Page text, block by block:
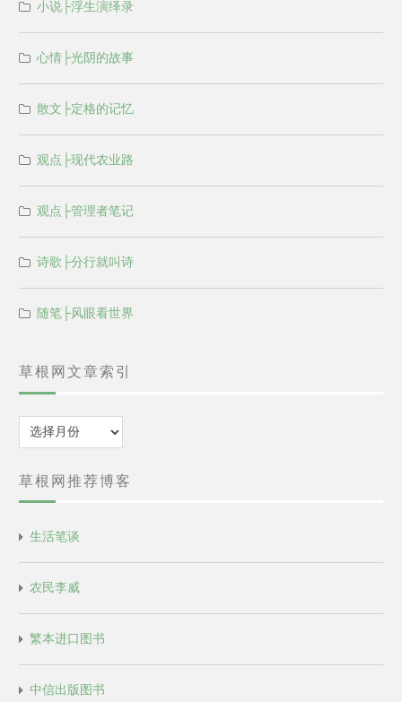
小说├浮生演绎录
心情├光阴的故事
散文├定格的记忆
观点├现代农业路
观点├管理者笔记
诗歌├分行就叫诗
随笔├风眼看世界
草根网文章索引
归
档
草根网推荐博客
生活笔谈
农民李威
繁本进口图书
中信出版图书